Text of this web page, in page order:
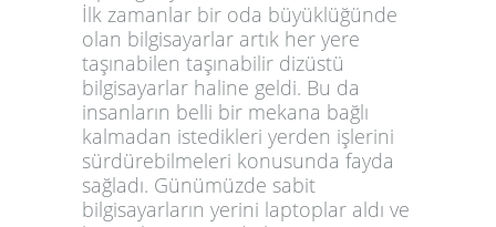
İlk zamanlar bir oda büyüklüğünde
olan bilgisayarlar artık her yere
taşınabilen taşınabilir dizüstü
bilgisayarlar haline geldi. Bu da
insanların belli bir mekana bağlı
kalmadan istedikleri yerden işlerini
sürdürebilmeleri konusunda fayda
sağladı. Günümüzde sabit
bilgisayarların yerini laptoplar aldı ve